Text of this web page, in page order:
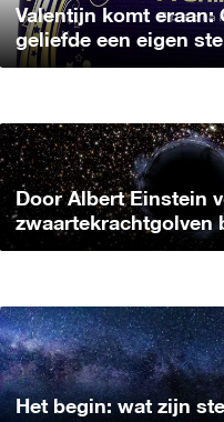
Valentijn komt eraan:
geliefde een eigen
Door Albert Einstein
zwaartekrachtgolven
Het begin: wat zijn